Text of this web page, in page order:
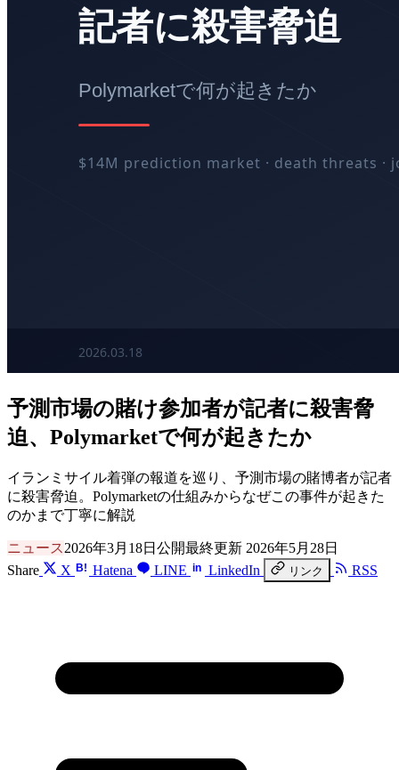
予測市場の賭け参加者が記者に殺害脅
迫、Polymarketで何が起きたか
イランミサイル着弾の報道を巡り、予測市場の賭博者が記者
に殺害脅迫。Polymarketの仕組みからなぜこの事件が起きた
のかまで丁寧に解説
ニュース2026年3月18日公開最終更新 2026年5月28日
Share
X B! Hatena LINE in LinkedIn リンク RSS